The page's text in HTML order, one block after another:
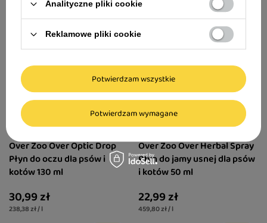
Over Zoo Over Optic Drop
Płyn do oczu dla psów i
kotów 130 ml
30,99 zł
238,38 zł / l
Over Zoo Over Herbal Spray
Płyn do jamy usnej dla psów
i kotów 50 ml
22,99 zł
459,80 zł / l
Analityczne pliki cookie
Reklamowe pliki cookie
Potwierdzam wymagane
Potwierdzam wszystkie